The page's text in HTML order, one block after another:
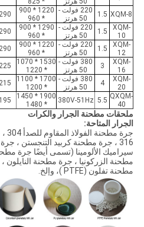
XQM-8
1.5
220 فولت -
50 هرتز
1220 * 900
* 960
XQM-
10
1.5
220 فولت -
50 هرتز
1290 * 900
* 960
XQM-
12
1.5
220 فولت -
50 هرتز
1220 * 900
* 960
XQM-
16
3
380 فولت -
50 هرتز
1530 * 1070
* 1220
XQM-
20
4
380 فولت -
50 هرتز
1700 * 1100
* 1200
QXQM-
40
5.5
380V-51Hz
1900 * 1450
* 1480
ملحقات مطحنة الجرار والكرات
الجرار المتاحة:
316 ، جرة مطحنة كربيد التنجستن ،
سيراميك الألومينا (تسمى أيضًا جرة
مطحنة الزركونيا ، جرة مطحنة النايلون
مطحنة تفلون (PTFE )، وإلخ.